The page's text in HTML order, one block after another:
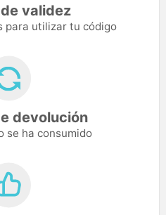
validez
para utilizar tu código
devolución
se ha consumido